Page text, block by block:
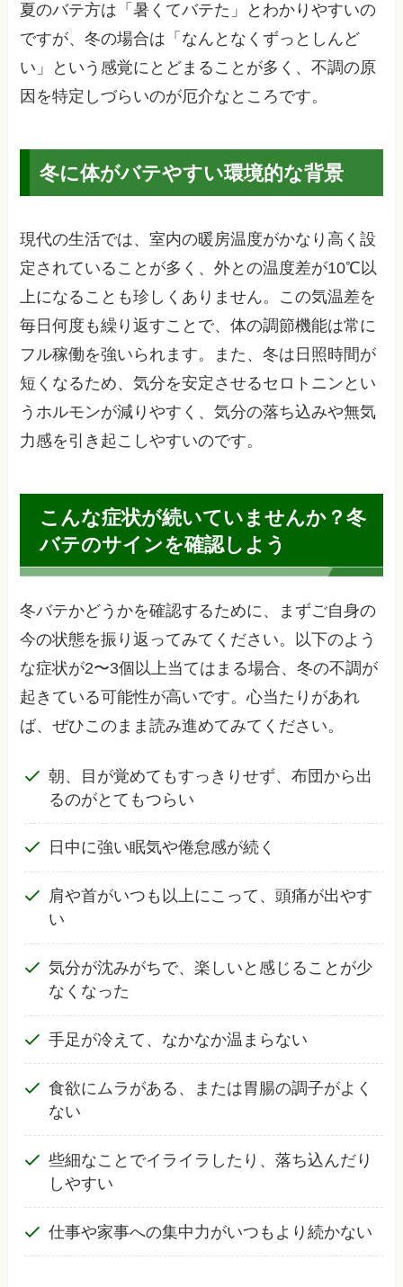
夏のバテ方は「暑くてバテた」とわかりやすいの
ですが、冬の場合は「なんとなくずっとしんど
い」という感覚にとどまることが多く、不調の原
因を特定しづらいのが厄介なところです。
冬に体がバテやすい環境的な背景
現代の生活では、室内の暖房温度がかなり高く設
定されていることが多く、外との温度差が10℃以
上になることも珍しくありません。この気温差を
毎日何度も繰り返すことで、体の調節機能は常に
フル稼働を強いられます。また、冬は日照時間が
短くなるため、気分を安定させるセロトニンとい
うホルモンが減りやすく、気分の落ち込みや無気
力感を引き起こしやすいのです。
こんな症状が続いていませんか？冬
バテのサインを確認しよう
冬バテかどうかを確認するために、まずご自身の
今の状態を振り返ってみてください。以下のよう
な症状が2〜3個以上当てはまる場合、冬の不調が
起きている可能性が高いです。心当たりがあれ
ば、ぜひこのまま読み進めてみてください。
朝、目が覚めてもすっきりせず、布団から出
るのがとてもつらい
日中に強い眠気や倦怠感が続く
肩や首がいつも以上にこって、頭痛が出やす
い
気分が沈みがちで、楽しいと感じることが少
なくなった
手足が冷えて、なかなか温まらない
食欲にムラがある、または胃腸の調子がよく
ない
些細なことでイライラしたり、落ち込んだり
しやすい
仕事や家事への集中力がいつもより続かない